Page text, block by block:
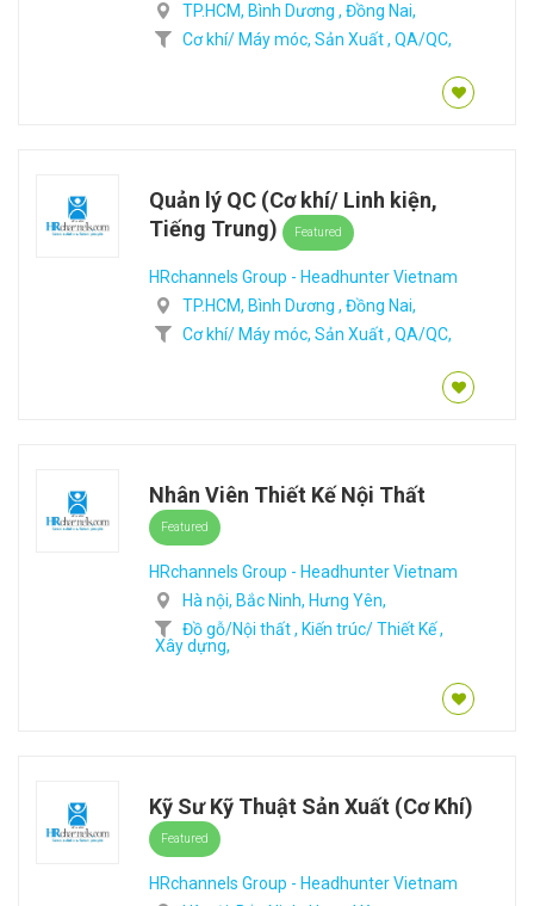
TP.HCM, Bình Dương , Đồng Nai,
Cơ khí/ Máy móc, Sản Xuất , QA/QC,
Quản lý QC (Cơ khí/ Linh kiện,
Tiếng Trung)
Featured
HRchannels Group - Headhunter Vietnam
TP.HCM, Bình Dương , Đồng Nai,
Cơ khí/ Máy móc, Sản Xuất , QA/QC,
Nhân Viên Thiết Kế Nội Thất
Featured
HRchannels Group - Headhunter Vietnam
Hà nội, Bắc Ninh, Hưng Yên,
Đồ gỗ/Nội thất , Kiến trúc/ Thiết Kế ,
Xây dựng,
Kỹ Sư Kỹ Thuật Sản Xuất (Cơ Khí)
Featured
HRchannels Group - Headhunter Vietnam